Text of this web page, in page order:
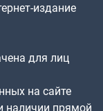
издание
для лиц
на сайте
наличии прямой